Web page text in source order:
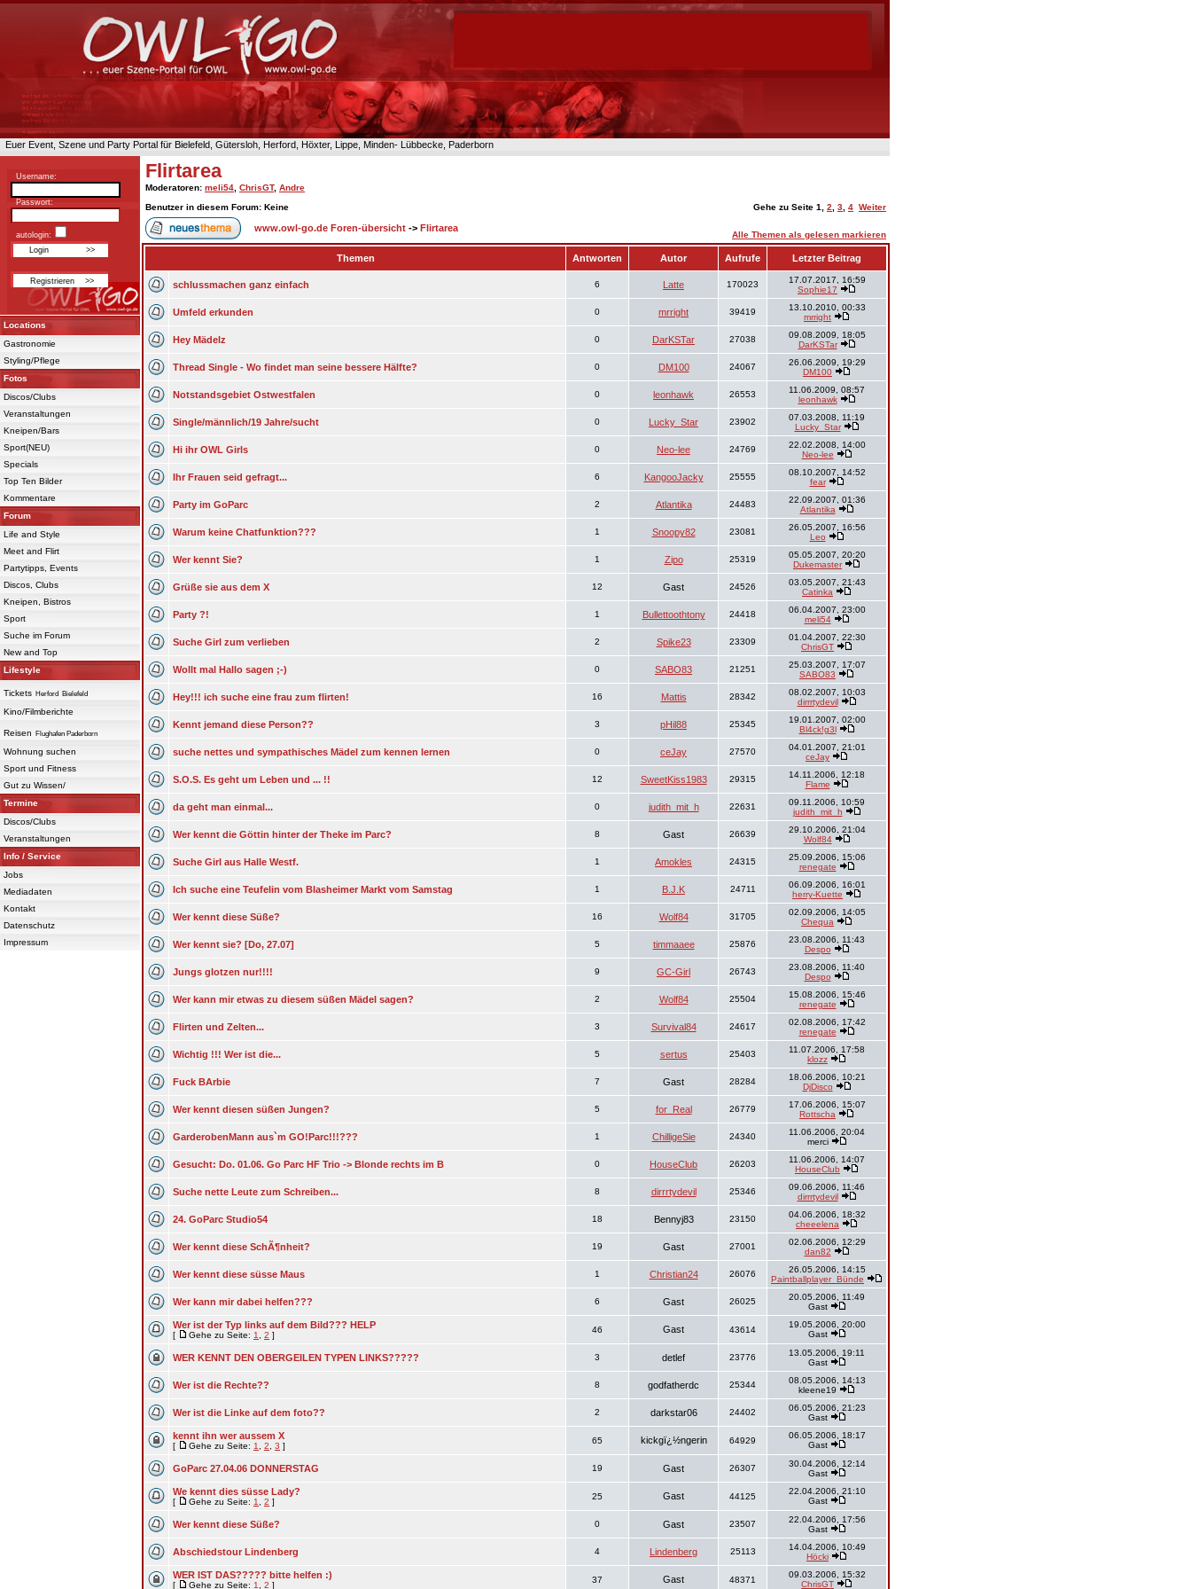
Euer Event, Szene und Party Portal für Bielefeld, Gütersloh, Herford, Höxter, Lippe, Minden- Lübbecke, Paderborn
Username:
Passwort:
autologin:
Locations
Gastronomie
Styling/Pflege
Fotos
Discos/Clubs
Veranstaltungen
Kneipen/Bars
Sport(NEU)
Specials
Top Ten Bilder
Kommentare
Forum
Life and Style
Meet and Flirt
Partytipps, Events
Discos, Clubs
Kneipen, Bistros
Sport
Suche im Forum
New and Top
Lifestyle
Tickets Herford Bielefeld
Kino/Filmberichte
Reisen Flughafen Paderborn
Wohnung suchen
Sport und Fitness
Gut zu Wissen/
Termine
Discos/Clubs
Veranstaltungen
Info / Service
Jobs
Mediadaten
Kontakt
Datenschutz
Impressum
Flirtarea
Moderatoren: meli54 ChrisGT, Andre
Benutzer in diesem Forum: Keine
Gehe zu Seite 1 2 3 4 Weiter
www.owl-go.de Foren-übersicht -> Flirtarea
Alle Themen als gelesen markieren
Themen Antworten Autor Aufrufe Letzter Beitrag
schlussmachen ganz einfach 6 Latte 170023
17.07.2017, 16:59
Sophie17
Umfeld erkunden 0 mrright 39419
13.10.2010, 00:33
mrright
Hey Mädelz 0 DarKSTar 27038
09.08.2009, 18:05
DarKSTar
Thread Single - Wo findet man seine bessere Hälfte? 0 DM100 24067
26.06.2009, 19:29
DM100
Notstandsgebiet Ostwestfalen 0 leonhawk 26553
11.06.2009, 08:57
leonhawk
Single/männlich/19 Jahre/sucht 0 Lucky_Star 23902
07.03.2008, 11:19
Lucky_Star
Hi ihr OWL Girls 0 Neo-lee 24769
22.02.2008, 14:00
Neo-lee
Ihr Frauen seid gefragt... 6 KangooJacky 25555
08.10.2007, 14:52
fear
Party im GoParc 2 Atlantika 24483
22.09.2007, 01:36
Atlantika
Warum keine Chatfunktion??? 1 Snoopy82 23081
26.05.2007, 16:56
Leo
Wer kennt Sie? 1 Zipo 25319
05.05.2007, 20:20
Dukemaster
Grüße sie aus dem X 12 Gast 24526
03.05.2007, 21:43
Catinka
Party ?! 1 Bullettoothtony 24418
06.04.2007, 23:00
meli54
Suche Girl zum verlieben 2 Spike23 23309
01.04.2007, 22:30
ChrisGT
Wollt mal Hallo sagen ;-) 0 SABO83 21251
25.03.2007, 17:07
SABO83
Hey!!! ich suche eine frau zum flirten! 16 Mattis 28342
08.02.2007, 10:03
dirrrtydevil
Kennt jemand diese Person?? 3 pHil88 25345
19.01.2007, 02:00
Bl4ck!g3l
suche nettes und sympathisches Mädel zum kennen lernen 0 ceJay 27570
04.01.2007, 21:01
ceJay
S.O.S. Es geht um Leben und ... !! 12 SweetKiss1983 29315
14.11.2006, 12:18
Flame
da geht man einmal... 0 judith_mit_h 22631
09.11.2006, 10:59
judith_mit_h
Wer kennt die Göttin hinter der Theke im Parc? 8 Gast 26639
29.10.2006, 21:04
Wolf84
Suche Girl aus Halle Westf. 1 Amokles 24315
25.09.2006, 15:06
renegate
Ich suche eine Teufelin vom Blasheimer Markt vom Samstag 1 B.J.K 24711
06.09.2006, 16:01
herry-Kuette
Wer kennt diese Süße? 16 Wolf84 31705
02.09.2006, 14:05
Chequa
Wer kennt sie? [Do, 27.07] 5 timmaaee 25876
23.08.2006, 11:43
Despo
Jungs glotzen nur!!!! 9 GC-Girl 26743
23.08.2006, 11:40
Despo
Wer kann mir etwas zu diesem süßen Mädel sagen? 2 Wolf84 25504
15.08.2006, 15:46
renegate
Flirten und Zelten... 3 Survival84 24617
02.08.2006, 17:42
renegate
Wichtig !!! Wer ist die... 5 sertus 25403
11.07.2006, 17:58
klozz
Fuck BArbie 7 Gast 28284
18.06.2006, 10:21
DjDisco
Wer kennt diesen süßen Jungen? 5 for_Real 26779
17.06.2006, 15:07
Rottscha
GarderobenMann aus`m GO!Parc!!!??? 1 ChilligeSie 24340
11.06.2006, 20:04
merci
Gesucht: Do. 01.06. Go Parc HF Trio -> Blonde rechts im B 0 HouseClub 26203
11.06.2006, 14:07
HouseClub
Suche nette Leute zum Schreiben... 8 dirrrtydevil 25346
09.06.2006, 11:46
dirrrtydevil
24. GoParc Studio54 18 Bennyj83 23150
04.06.2006, 18:32
cheeelena
Wer kennt diese SchÃ¶nheit? 19 Gast 27001
02.06.2006, 12:29
dan82
Wer kennt diese süsse Maus 1 Christian24 26076
26.05.2006, 14:15
Paintballplayer_Bünde
Wer kann mir dabei helfen??? 6 Gast 26025
20.05.2006, 11:49
Gast
Wer ist der Typ links auf dem Bild??? HELP
[ Gehe zu Seite: 1 2 ]
46 Gast 43614
19.05.2006, 20:00
Gast
WER KENNT DEN OBERGEILEN TYPEN LINKS????? 3 detlef 23776
13.05.2006, 19:11
Gast
Wer ist die Rechte?? 8 godfatherdc 25344
08.05.2006, 14:13
kleene19
Wer ist die Linke auf dem foto?? 2 darkstar06 24402
06.05.2006, 21:23
Gast
kennt ihn wer aussem X
[ Gehe zu Seite: 1 2 3 ]
65 kickgï¿½ngerin 64929
06.05.2006, 18:17
Gast
GoParc 27.04.06 DONNERSTAG 19 Gast 26307
30.04.2006, 12:14
Gast
We kennt dies süsse Lady?
[ Gehe zu Seite: 1 2 ]
25 Gast 44125
22.04.2006, 21:10
Gast
Wer kennt diese Süße? 0 Gast 23507
22.04.2006, 17:56
Gast
Abschiedstour Lindenberg 4 Lindenberg 25113
14.04.2006, 10:49
Höcki
WER IST DAS????? bitte helfen :)
[ Gehe zu Seite: 1 2 ]
37 Gast 48371
09.03.2006, 15:32
ChrisGT